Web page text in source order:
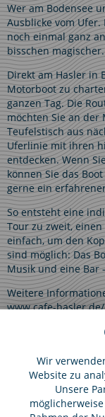
Wer am Bodensee
Ausblicke vom Ufer.
noch einmal ganz
bisschen magischer.
Direkt am Hasler in
Motorboot zu
ganzen Tag. Die
möchten Sie an
Teufelstisch aus
Uferlinie mit ihren
entdecken. Wenn
können Sie das
gerne ein
So entsteht eine
Tour zu zweit,
einfach, um den
sind möglich: Das
Musik und eine Bar
Weitere
www.cafe-
Wir
Website zu
Unsere